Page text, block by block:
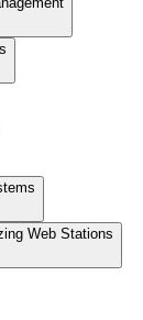
Web Stations